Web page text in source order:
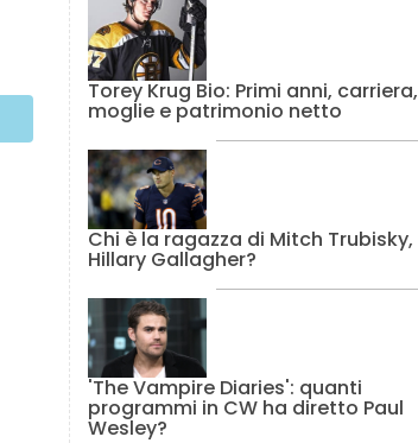
Torey Krug Bio: Primi anni, carriera,
moglie e patrimonio netto
Chi è la ragazza di Mitch Trubisky,
Hillary Gallagher?
'The Vampire Diaries': quanti
programmi in CW ha diretto Paul
Wesley?